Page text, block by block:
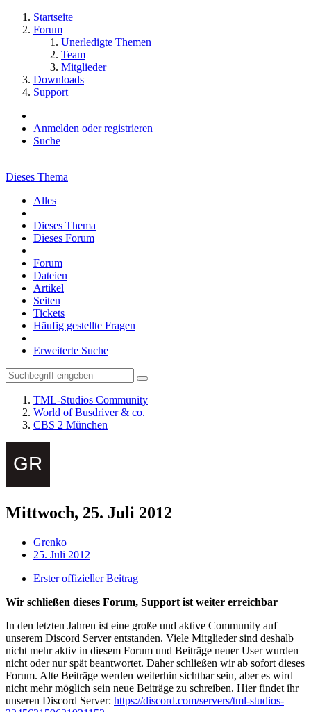
Startseite
Forum
Unerledigte Themen
Team
Mitglieder
Downloads
Support
Anmelden oder registrieren
Suche
Dieses Thema
Alles
Dieses Thema
Dieses Forum
Forum
Dateien
Artikel
Seiten
Tickets
Häufig gestellte Fragen
Erweiterte Suche
TML-Studios Community
World of Busdriver & co.
CBS 2 München
Mittwoch, 25. Juli 2012
Grenko
25. Juli 2012
Erster offizieller Beitrag
Wir schließen dieses Forum, Support ist weiter erreichbar
In den letzten Jahren ist eine große und aktive Community auf
unserem Discord Server entstanden. Viele Mitglieder sind deshalb
nicht mehr aktiv in diesem Forum und Beiträge neuer User wurden
nicht oder nur spät beantwortet. Daher schließen wir ab sofort dieses
Forum. Alte Beiträge werden weiterhin sichtbar sein, aber es wird
nicht mehr möglich sein neue Beiträge zu schreiben. Hier findet ihr
unseren Discord Server: https://discord.com/servers/tml-studios-